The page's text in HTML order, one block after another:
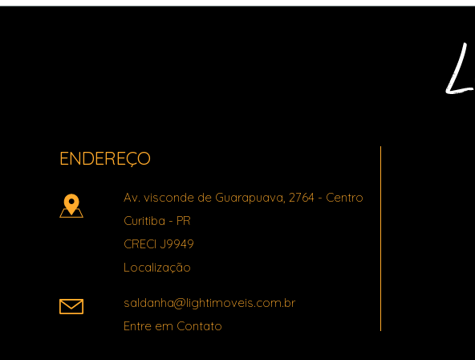
ENDEREÇO
Av. visconde de Guarapuava, 2764 - Centro
Curitiba - PR
CRECI J9949
Localização
saldanha@lightimoveis.com.br
Entre em Contato